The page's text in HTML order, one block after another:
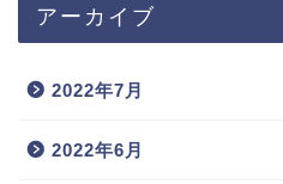
アーカイブ
2022年7月
2022年6月